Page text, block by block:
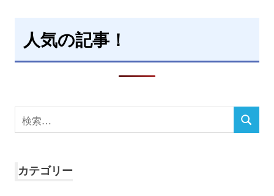
人気の記事！
検
索
検
カテゴリー